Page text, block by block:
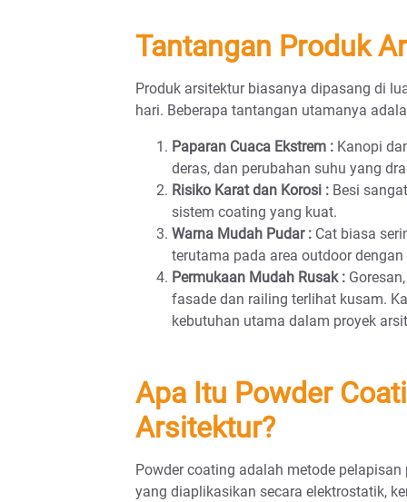
Tantangan Produk
Produk arsitektur biasanya dipasang di
hari. Beberapa tantangan utamanya
Paparan Cuaca Ekstrem :Kanopi
deras, dan perubahan suhu yang
Risiko Karat dan Korosi :Besi
sistem coating yang kuat.
Warna Mudah Pudar :Cat biasa
terutama pada area outdoor dengan
Permukaan Mudah Rusak :
fasade dan railing terlihat kusam.
kebutuhan utama dalam proyek
Apa Itu Powder
Arsitektur?
Powder coating adalah metode
yang diaplikasikan secara elektrostatik,